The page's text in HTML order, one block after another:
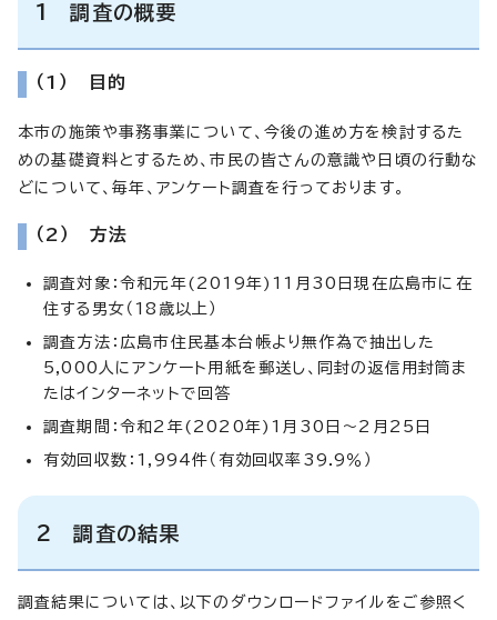
1 調査の概要
（1） 目的
本市の施策や事務事業について、今後の進め方を検討するた
めの基礎資料とするため、市民の皆さんの意識や日頃の行動な
どについて、毎年、アンケート調査を行っております。
（2） 方法
調査対象：令和元年(2019年)11月30日現在広島市に在
住する男女（18歳以上）
調査方法：広島市住民基本台帳より無作為で抽出した
5,000人にアンケート用紙を郵送し、同封の返信用封筒ま
たはインターネットで回答
調査期間：令和2年(2020年)1月30日～2月25日
有効回収数：1,994件（有効回収率39.9％）
2 調査の結果
調査結果については、以下のダウンロードファイルをご参照く